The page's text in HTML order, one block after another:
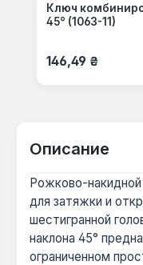
Ключ
45° (1063-11)
Обычная цена:
146,49 ₴
Описание
Рожково-
для затяжки и
шестигранной
наклона 45°
ограниченном